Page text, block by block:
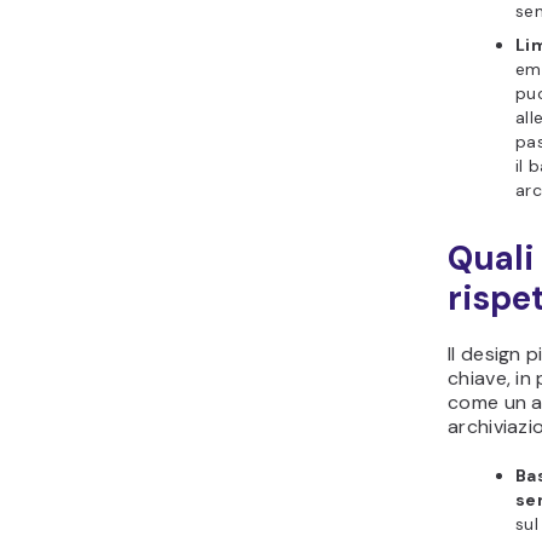
il
Il design
chiave, in
come un